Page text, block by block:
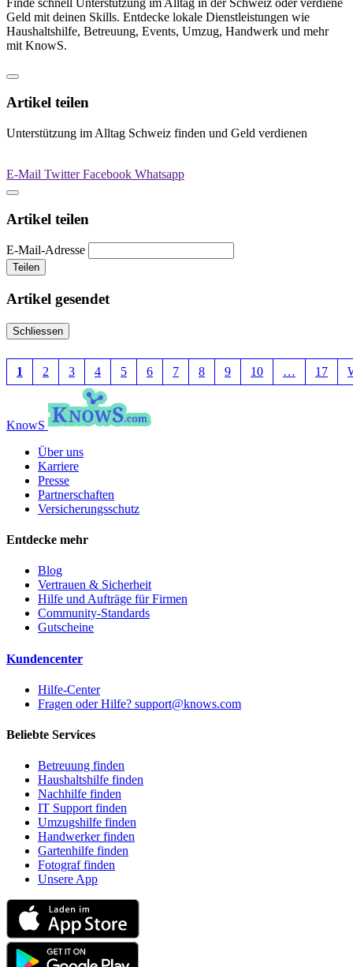
Geld mit deinen Skills. Entdecke lokale Dienstleistungen wie
Haushaltshilfe, Betreuung, Events, Umzug, Handwerk und mehr
mit KnowS.
Artikel teilen
Unterstützung im Alltag Schweiz finden und Geld verdienen
E-Mail TwitterFacebook Whatsapp
Artikel teilen
E-Mail-Adresse
Teilen
Artikel gesendet
Schliessen
1 2 3 4 5 6 7 8 9 10 … 17
KnowS
Über uns
Karriere
Presse
Partnerschaften
Versicherungsschutz
Entdecke mehr
Blog
Vertrauen & Sicherheit
Hilfe und Aufträge für Firmen
Community-Standards
Gutscheine
Kundencenter
Hilfe-Center
Fragen oder Hilfe? support@knows.com
Beliebte Services
Betreuung finden
Haushaltshilfe finden
Nachhilfe finden
IT Support finden
Umzugshilfe finden
Handwerker finden
Gartenhilfe finden
Fotograf finden
Unsere App